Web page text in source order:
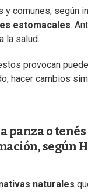
y comunes, según
estomacales.
la salud.
provocan
hacer cambios
panza o
según
naturales